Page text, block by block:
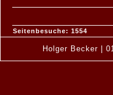
Seitenbesuche: 1554
Holger Becker |